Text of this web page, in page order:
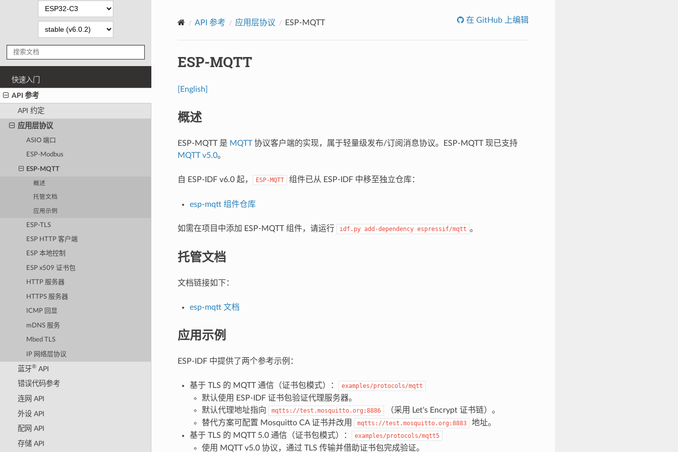
快速入门
API 参考
API 约定
应用层协议
ASIO 端口
ESP-Modbus
ESP-MQTT
概述
托管文档
应用示例
ESP-TLS
ESP HTTP 客户端
ESP 本地控制
ESP x509 证书包
HTTP 服务器
HTTPS 服务器
ICMP 回显
mDNS 服务
Mbed TLS
IP 网络层协议
蓝牙®API
错误代码参考
连网 API
外设 API
配网 API
存储 API
API 参考 应用层协议 ESP-MQTT 在 GitHub 上编辑
ESP-MQTT
[English]
概述
ESP-MQTT 是 MQTT协议客户端的实现，属于轻量级发布/订阅消息协议。ESP-MQTT 现已支持
MQTT v5.0。
自 ESP-IDF v6.0 起， ESP-MQTT 组件已从 ESP-IDF 中移至独立仓库：
esp-mqtt 组件仓库
如需在项目中添加 ESP-MQTT 组件，请运行 idf.py add-dependency espressif/mqtt 。
托管文档
文档链接如下：
esp-mqtt 文档
应用示例
ESP-IDF 中提供了两个参考示例：
基于 TLS 的 MQTT 通信（证书包模式）： examples/protocols/mqtt
默认使用 ESP-IDF 证书包验证代理服务器。
默认代理地址指向
mqtts://test.mosquitto.org:8886
（采用 Let's Encrypt 证书链）。
替代方案可配置 Mosquitto CA 证书并改用
mqtts://test.mosquitto.org:8883
地址。
基于 TLS 的 MQTT 5.0 通信（证书包模式）：
examples/protocols/mqtt5
使用 MQTT v5.0 协议，通过 TLS 传输并借助证书包完成验证。